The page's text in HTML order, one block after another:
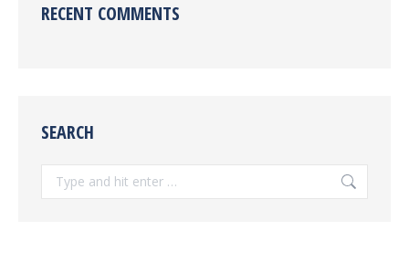
RECENT COMMENTS
SEARCH
Search: